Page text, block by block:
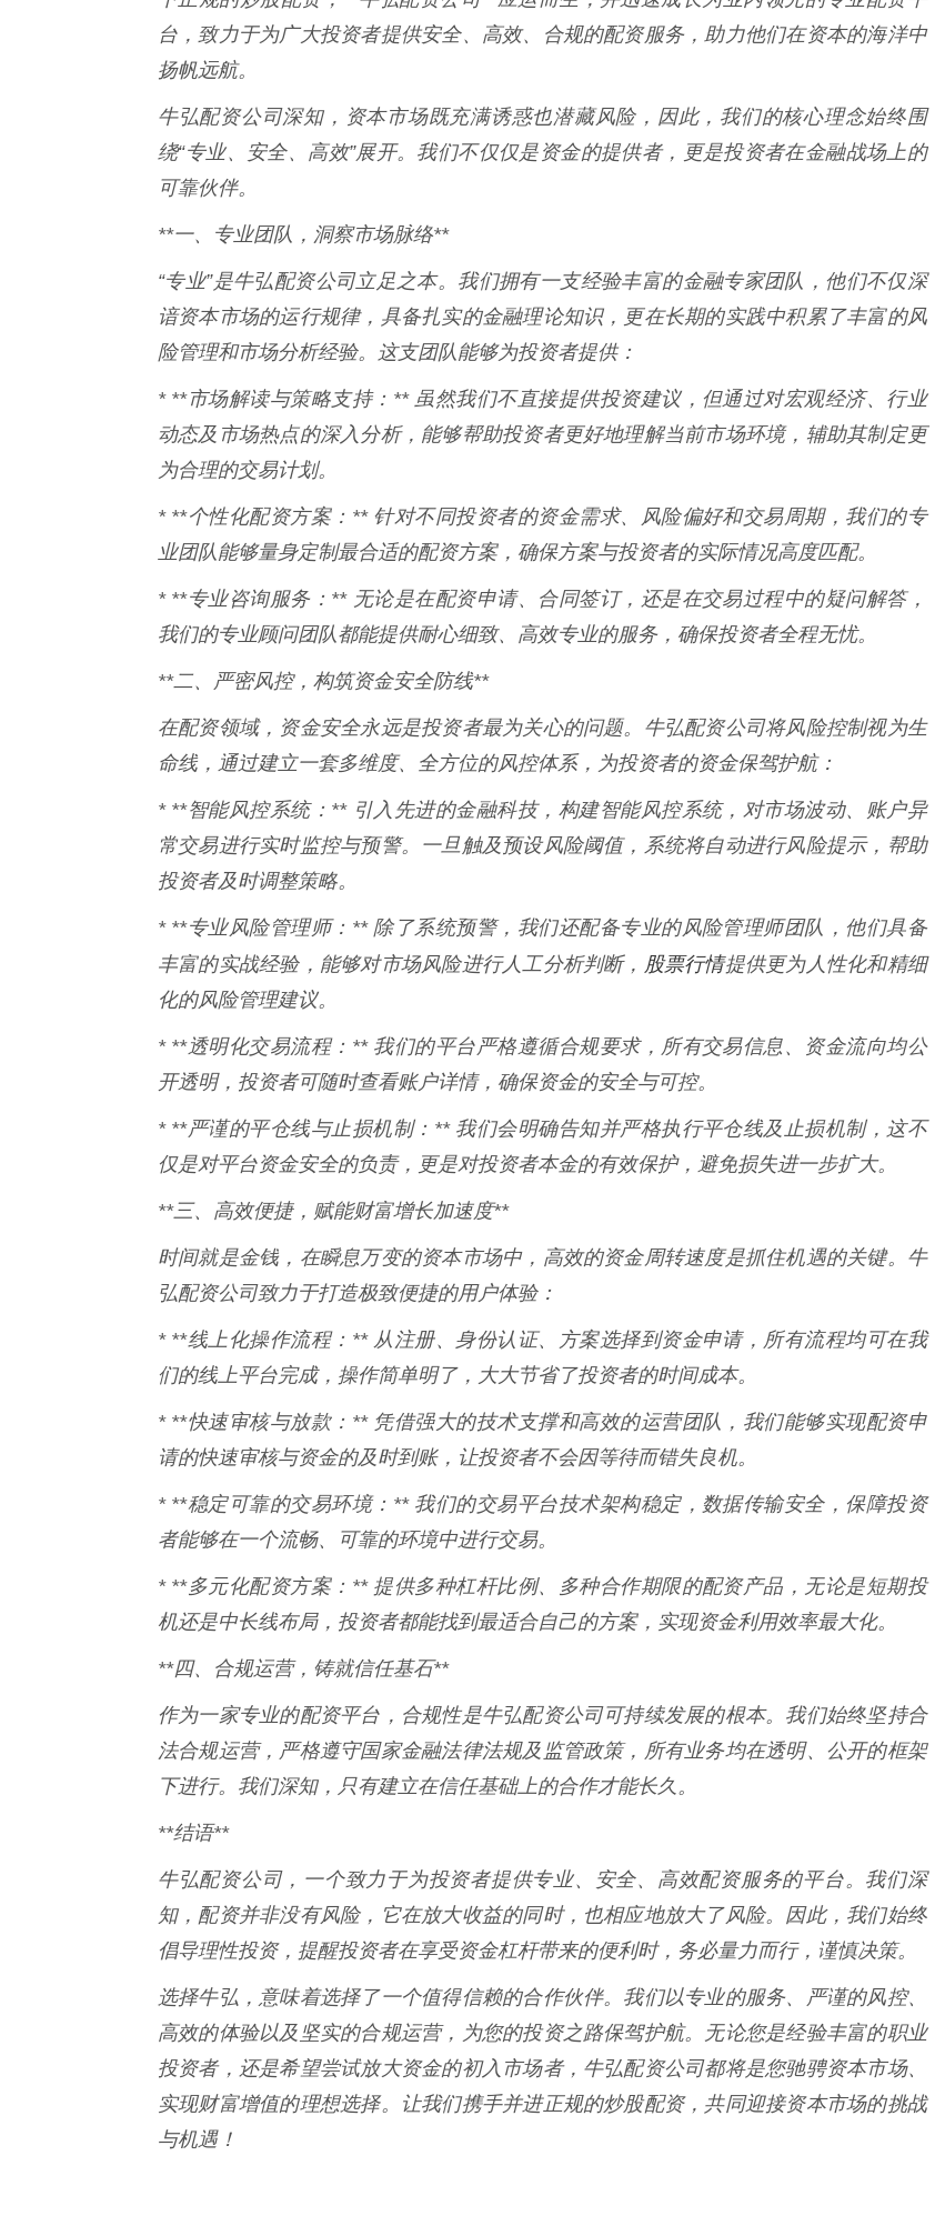
台，致力于为广大投资者提供安全、高效、合规的配资服务，助力他们在资本的海洋中
扬帆远航。
牛弘配资公司深知，资本市场既充满诱惑也潜藏风险，因此，我们的核心理念始终围
绕“专业、安全、高效”展开。我们不仅仅是资金的提供者，更是投资者在金融战场上的
可靠伙伴。
**一、专业团队，洞察市场脉络**
“专业”是牛弘配资公司立足之本。我们拥有一支经验丰富的金融专家团队，他们不仅深
谙资本市场的运行规律，具备扎实的金融理论知识，更在长期的实践中积累了丰富的风
险管理和市场分析经验。这支团队能够为投资者提供：
* **市场解读与策略支持：** 虽然我们不直接提供投资建议，但通过对宏观经济、行业
动态及市场热点的深入分析，能够帮助投资者更好地理解当前市场环境，辅助其制定更
为合理的交易计划。
* **个性化配资方案：** 针对不同投资者的资金需求、风险偏好和交易周期，我们的专
业团队能够量身定制最合适的配资方案，确保方案与投资者的实际情况高度匹配。
* **专业咨询服务：** 无论是在配资申请、合同签订，还是在交易过程中的疑问解答，
我们的专业顾问团队都能提供耐心细致、高效专业的服务，确保投资者全程无忧。
**二、严密风控，构筑资金安全防线**
在配资领域，资金安全永远是投资者最为关心的问题。牛弘配资公司将风险控制视为生
命线，通过建立一套多维度、全方位的风控体系，为投资者的资金保驾护航：
* **智能风控系统：** 引入先进的金融科技，构建智能风控系统，对市场波动、账户异
常交易进行实时监控与预警。一旦触及预设风险阈值，系统将自动进行风险提示，帮助
投资者及时调整策略。
* **专业风险管理师：** 除了系统预警，我们还配备专业的风险管理师团队，他们具备
丰富的实战经验，能够对市场风险进行人工分析判断， 股票行情提供更为人性化和精细
化的风险管理建议。
* **透明化交易流程：** 我们的平台严格遵循合规要求，所有交易信息、资金流向均公
开透明，投资者可随时查看账户详情，确保资金的安全与可控。
* **严谨的平仓线与止损机制：** 我们会明确告知并严格执行平仓线及止损机制，这不
仅是对平台资金安全的负责，更是对投资者本金的有效保护，避免损失进一步扩大。
**三、高效便捷，赋能财富增长加速度**
时间就是金钱，在瞬息万变的资本市场中，高效的资金周转速度是抓住机遇的关键。牛
弘配资公司致力于打造极致便捷的用户体验：
* **线上化操作流程：** 从注册、身份认证、方案选择到资金申请，所有流程均可在我
们的线上平台完成，操作简单明了，大大节省了投资者的时间成本。
* **快速审核与放款：** 凭借强大的技术支撑和高效的运营团队，我们能够实现配资申
请的快速审核与资金的及时到账，让投资者不会因等待而错失良机。
* **稳定可靠的交易环境：** 我们的交易平台技术架构稳定，数据传输安全，保障投资
者能够在一个流畅、可靠的环境中进行交易。
* **多元化配资方案：** 提供多种杠杆比例、多种合作期限的配资产品，无论是短期投
机还是中长线布局，投资者都能找到最适合自己的方案，实现资金利用效率最大化。
**四、合规运营，铸就信任基石**
作为一家专业的配资平台，合规性是牛弘配资公司可持续发展的根本。我们始终坚持合
法合规运营，严格遵守国家金融法律法规及监管政策，所有业务均在透明、公开的框架
下进行。我们深知，只有建立在信任基础上的合作才能长久。
**结语**
牛弘配资公司，一个致力于为投资者提供专业、安全、高效配资服务的平台。我们深
知，配资并非没有风险，它在放大收益的同时，也相应地放大了风险。因此，我们始终
倡导理性投资，提醒投资者在享受资金杠杆带来的便利时，务必量力而行，谨慎决策。
选择牛弘，意味着选择了一个值得信赖的合作伙伴。我们以专业的服务、严谨的风控、
高效的体验以及坚实的合规运营，为您的投资之路保驾护航。无论您是经验丰富的职业
投资者，还是希望尝试放大资金的初入市场者，牛弘配资公司都将是您驰骋资本市场、
实现财富增值的理想选择。让我们携手并进正规的炒股配资，共同迎接资本市场的挑战
与机遇！